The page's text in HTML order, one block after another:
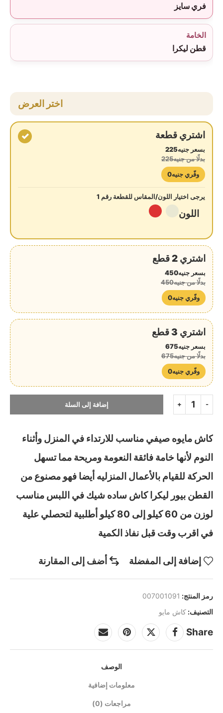
فري سايز
الخامة
قطن ليكرا
اختر العرض
اشتري قطعة
بسعر جنيه225
بدلًا من جنيه225
وفّري جنيه0
✓
يرجى اختيار اللون/المقاس للقطعة رقم 1
اللون
اشتري 2 قطع
بسعر جنيه450
بدلًا من جنيه450
وفّري جنيه0
اشتري 3 قطع
بسعر جنيه675
بدلًا من جنيه675
وفّري جنيه0
إضافة إلى السلة
كاش مايوه صيفي مناسب للارتداء في المنزل وأثناء
النوم لأنها خامة فائقة النعومة ومريحة مما تسهل
الحركة للقيام بالأعمال المنزليه أيضا فهو مصنوع من
القطن بيور ليكرا كاش ساده شيك في اللبس مناسب
لوزن من 60 كيلو إلى 80 كيلو أطلبية لتحصلي علية
في اقرب وقت قبل نفاذ الكمية
إضافة إلى المفضلة أضف إلى المقارنة
رمز المنتج: 007001091
التصنيف: كاش مايو
Share
الوصف
معلومات إضافية
مراجعات (0)